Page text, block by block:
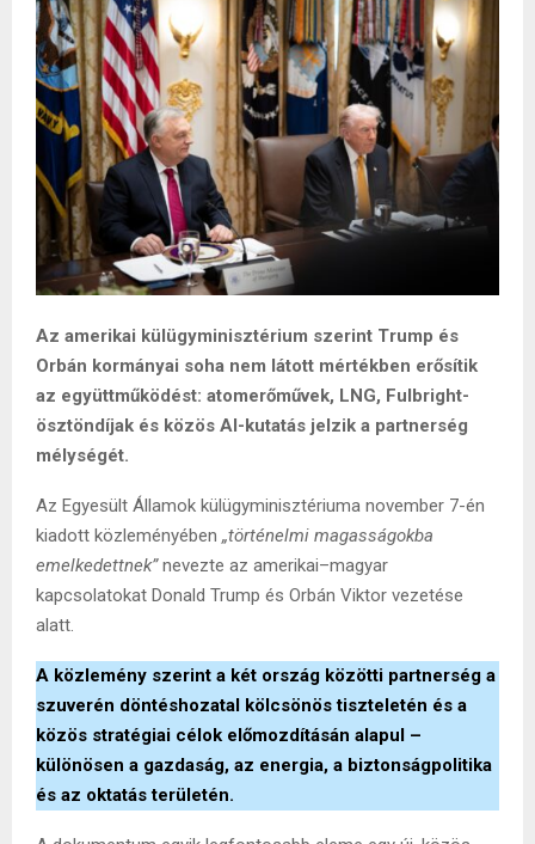
Az amerikai külügyminisztérium szerint Trump és
Orbán kormányai soha nem látott mértékben erősítik
az együttműködést: atomerőművek, LNG, Fulbright-
ösztöndíjak és közös AI-kutatás jelzik a partnerség
mélységét.
Az Egyesült Államok külügyminisztériuma november 7-én
kiadott közleményében „történelmi magasságokba
emelkedettnek”nevezte az amerikai–magyar
kapcsolatokat Donald Trump és Orbán Viktor vezetése
alatt.
A közlemény szerint a két ország közötti partnerség a
szuverén döntéshozatal kölcsönös tiszteletén és a
közös stratégiai célok előmozdításán alapul –
különösen a gazdaság, az energia, a biztonságpolitika
és az oktatás területén.